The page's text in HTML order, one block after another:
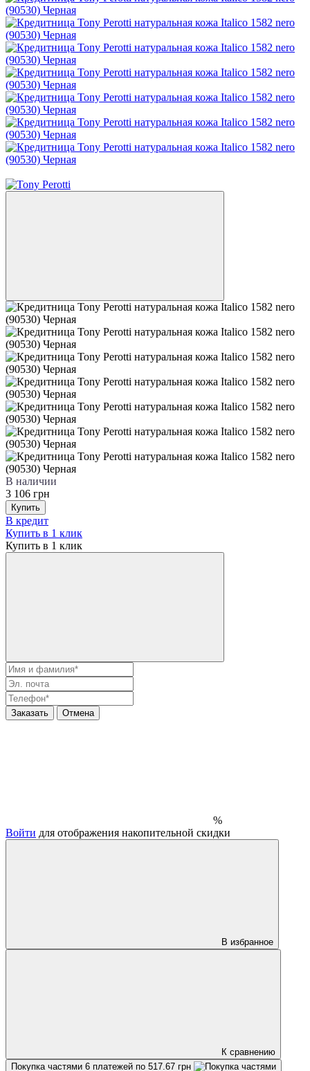
В наличии
3 106 грн
Купить
В кредит
Купить в 1 клик
Купить в 1 клик
Заказать Отмена
%
Войти для отображения накопительной скидки
В избранное
К сравнению
Покупка частями 6 платежей по 517.67 грн